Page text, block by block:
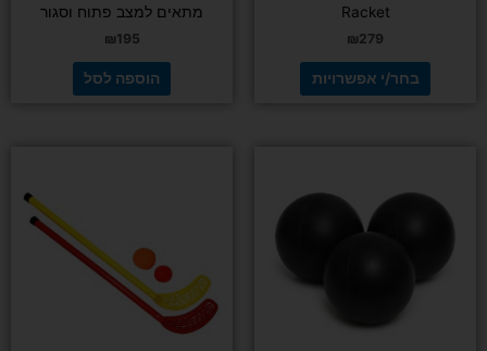
Racket
₪279
בחר/י אפשרויות
מתאים למצב פתוח וסגור
₪195
הוספה לסל